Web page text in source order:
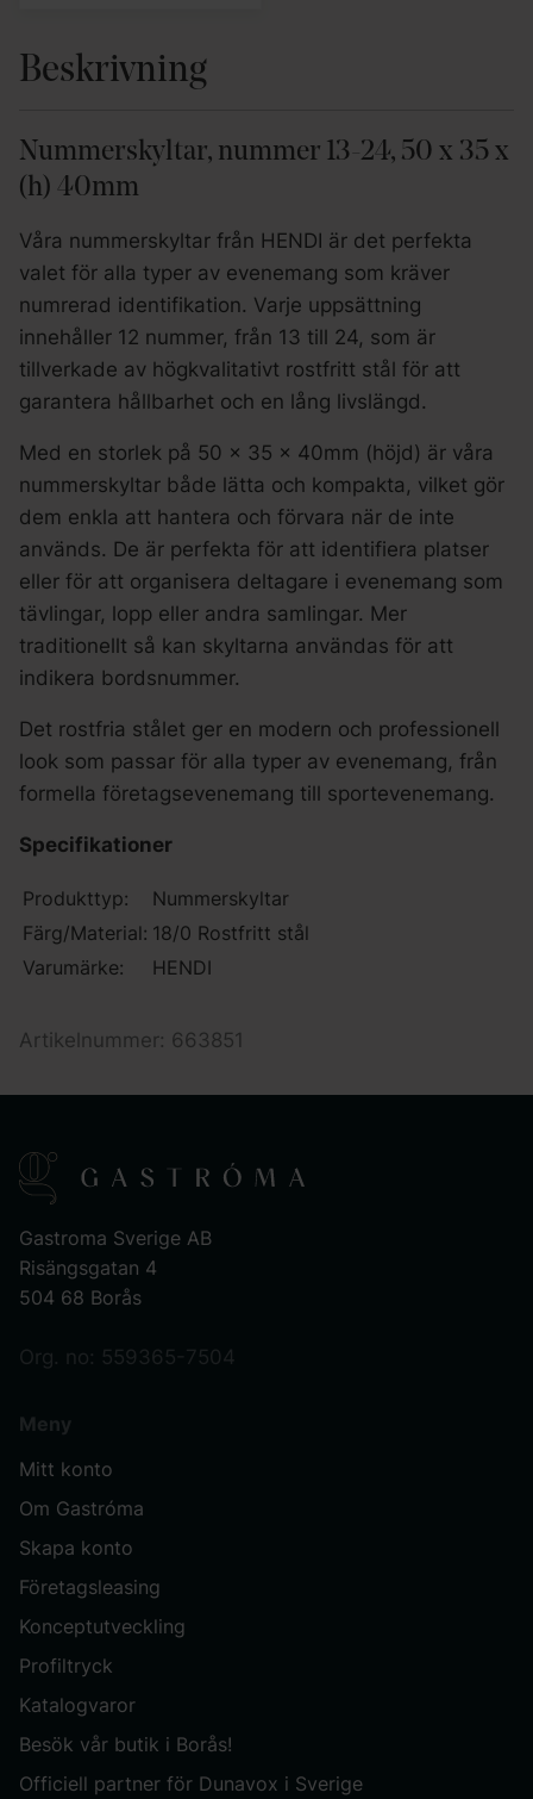
Beskrivning
Nummerskyltar, nummer 13-24, 50 x 35 x
(h) 40mm
Våra nummerskyltar från HENDI är det perfekta
valet för alla typer av evenemang som kräver
numrerad identifikation. Varje uppsättning
innehåller 12 nummer, från 13 till 24, som är
tillverkade av högkvalitativt rostfritt stål för att
garantera hållbarhet och en lång livslängd.
Med en storlek på 50 x 35 x 40mm (höjd) är våra
nummerskyltar både lätta och kompakta, vilket gör
dem enkla att hantera och förvara när de inte
används. De är perfekta för att identifiera platser
eller för att organisera deltagare i evenemang som
tävlingar, lopp eller andra samlingar. Mer
traditionellt så kan skyltarna användas för att
indikera bordsnummer.
Det rostfria stålet ger en modern och professionell
look som passar för alla typer av evenemang, från
formella företagsevenemang till sportevenemang.
Specifikationer
Produkttyp:
Nummerskyltar
Färg/Material: 18/0 Rostfritt stål
Varumärke:
HENDI
Artikelnummer: 663851
Gastroma Sverige AB
Risängsgatan 4
504 68 Borås
Org. no: 559365-7504
Meny
Mitt konto
Om Gastróma
Skapa konto
Företagsleasing
Konceptutveckling
Profiltryck
Katalogvaror
Besök vår butik i Borås!
Officiell partner för Dunavox i Sverige